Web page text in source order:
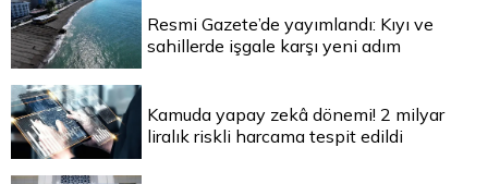
Resmi Gazete’de yayımlandı: Kıyı ve
sahillerde işgale karşı yeni adım
Kamuda yapay zekâ dönemi! 2 milyar
liralık riskli harcama tespit edildi